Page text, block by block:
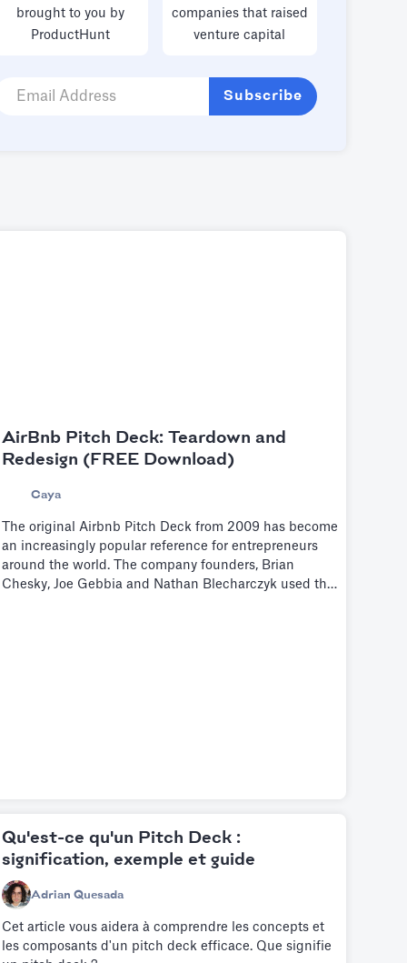
brought to you by
ProductHunt
companies that raised
venture capital
AirBnb Pitch Deck: Teardown and
Redesign (FREE Download)
Caya
The original Airbnb Pitch Deck from 2009 has become
an increasingly popular reference for entrepreneurs
around the world. The company founders, Brian
Chesky, Joe Gebbia and Nathan Blecharczyk used this
Qu'est-ce qu'un Pitch Deck :
signification, exemple et guide
Adrian Quesada
Cet article vous aidera à comprendre les concepts et
les composants d'un pitch deck efficace. Que signifie